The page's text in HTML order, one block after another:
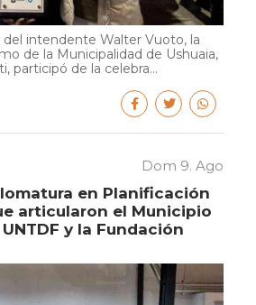
del intendente Walter Vuoto, la
de la Municipalidad de Ushuaia,
participó de la celebra...
Dom 9. Ago
en Planificación
articularon el Municipio
y la Fundación